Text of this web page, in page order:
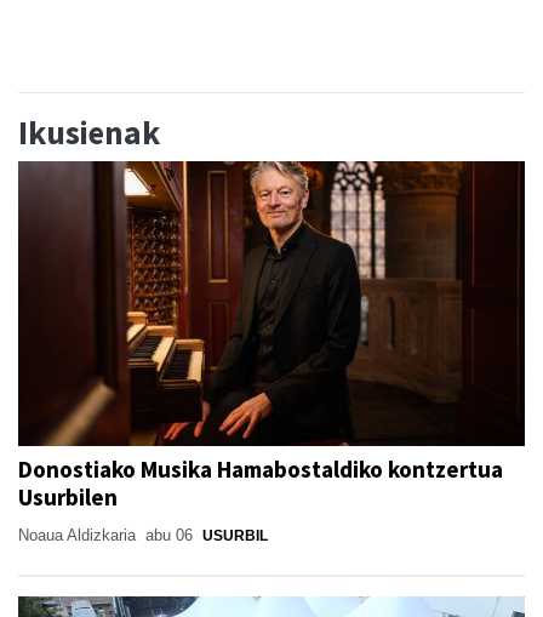
Ikusienak
Donostiako Musika Hamabostaldiko kontzertua
Usurbilen
Noaua Aldizkaria abu 06 USURBIL